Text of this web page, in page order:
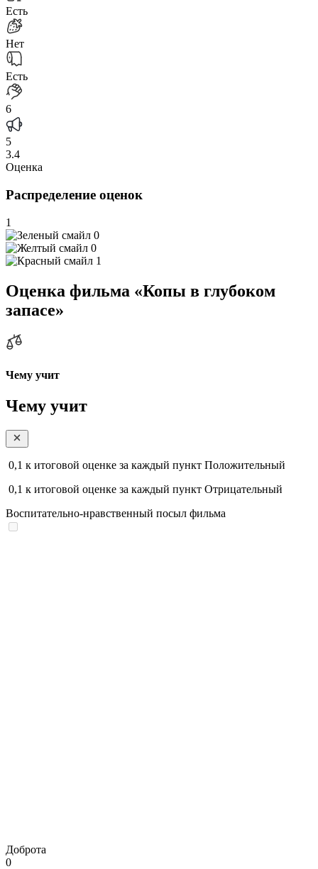
Есть
Нет
Есть
6
5
3.4
Оценка
Распределение оценок
1
0
0
1
Оценка фильма «Копы в глубоком
запасе»
Чему учит
Чему учит
0,1 к итоговой оценке за каждый пункт Положительный
0,1 к итоговой оценке за каждый пункт Отрицательный
Воспитательно-нравственный посыл фильма
Доброта
0